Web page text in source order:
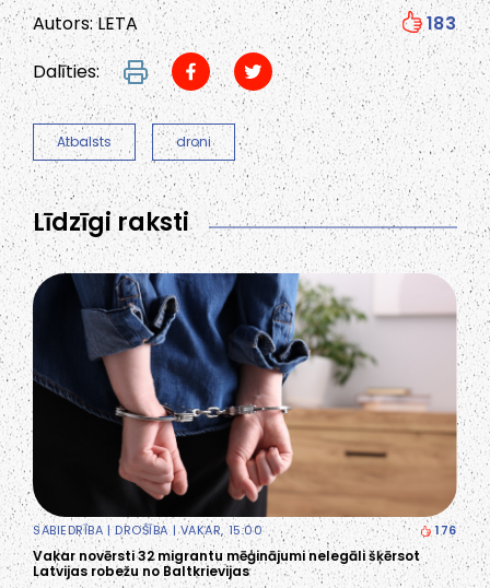
Autors: LETA
183
Dalīties:
Atbalsts droni
Līdzīgi raksti
SABIEDRĪBA |DROŠĪBA| VAKAR, 15:00 176
Vakar novērsti 32 migrantu mēģinājumi nelegāli šķērsot
Latvijas robežu no Baltkrievijas